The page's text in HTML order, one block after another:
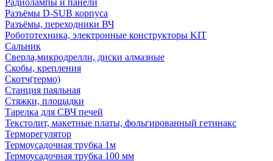
Радиолампы и панели
Разъёмы D-SUB корпуса
Разъёмы, переходники ВЧ
Робототехника, электронные конструкторы KIT
Сальник
Сверла,микродрелли, диски алмазные
Скобы, крепления
Скотч(термо)
Станция паяльная
Стяжки, площадки
Тарелка для СВЧ печей
Текстолит, макетные платы, фольгированный гетинакс
Терморегулятор
Термоусадочная трубка 1м
Термоусадочная трубка 100 мм